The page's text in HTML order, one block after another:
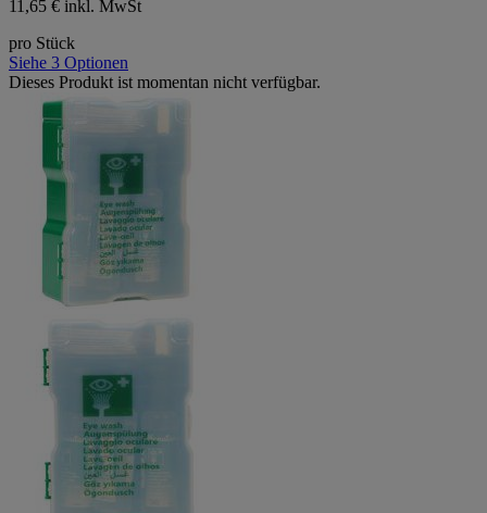
11,65 € inkl. MwSt
pro Stück
Siehe 3 Optionen
Dieses Produkt ist momentan nicht verfügbar.